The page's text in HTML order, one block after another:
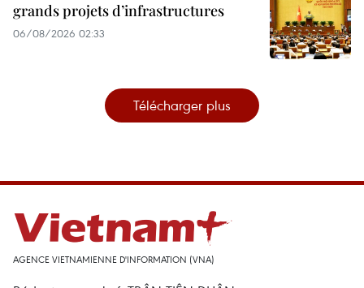
grands projets d’infrastructures
06/08/2026 02:33
Télécharger plus
AGENCE VIETNAMIENNE D'INFORMATION (VNA)